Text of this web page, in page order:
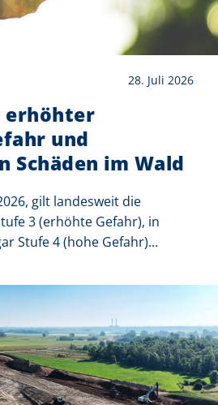
28. Juli 2026
erhöhter
und
Schäden im Wald
gilt landesweit die
3 (erhöhte Gefahr), in
Stufe 4 (hohe Gefahr)...